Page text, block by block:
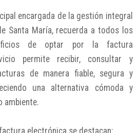
encargada de la gestión integral
Santa María, recuerda a todos los
de optar por la factura
permite recibir, consultar y
de manera fiable, segura y
una alternativa cómoda y
ambiente.